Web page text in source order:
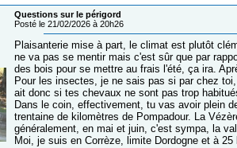
Questions sur le périgord
Posté le 21/02/2026 à 20h26
Plaisanterie mise à part, le climat est plutôt
ne va pas se mentir mais c'est sûr que par
des bois pour se mettre au frais l'été, ça ira.
Pour les insectes, je ne sais pas si par chez
ait donc si tes chevaux ne sont pas trop
Dans le coin, effectivement, tu vas avoir plein
trentaine de kilomètres de Pompadour. La
généralement, en mai et juin, c'est sympa, la
Moi, je suis en Corrèze, limite Dordogne et à 25